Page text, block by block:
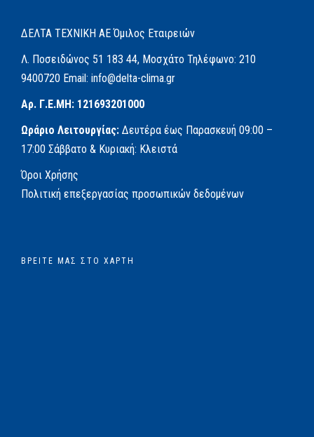
ΔΕΛΤΑ ΤΕΧΝΙΚΗ ΑΕΌμιλος Εταιρειών
Λ. Ποσειδώνος 51 183 44, Μοσχάτο Τηλέφωνο: 210
9400720 Email: info@delta-clima.gr
Αρ. Γ.Ε.ΜΗ: 121693201000
Ωράριο Λειτουργίας: Δευτέρα έως Παρασκευή 09:00 –
17:00 Σάββατο & Κυριακή: Κλειστά
Όροι Χρήσης
Πολιτική επεξεργασίας προσωπικών δεδομένων
ΒΡΕΊΤΕ ΜΑΣ ΣΤΟ ΧΆΡΤΗ